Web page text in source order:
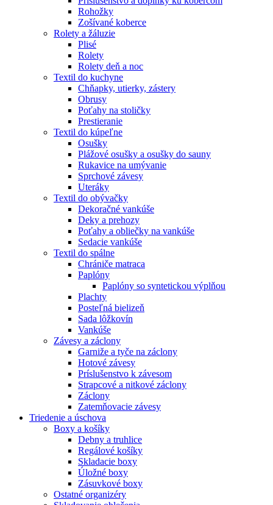
Rohožky
Zošívané koberce
Rolety a žáluzie
Plisé
Rolety
Rolety deň a noc
Textil do kuchyne
Chňapky, utierky, zástery
Obrusy
Poťahy na stoličky
Prestieranie
Textil do kúpeľne
Osušky
Plážové osušky a osušky do sauny
Rukavice na umývanie
Sprchové závesy
Uteráky
Textil do obývačky
Dekoračné vankúše
Deky a prehozy
Poťahy a obliečky na vankúše
Sedacie vankúše
Textil do spálne
Chrániče matraca
Paplóny
Paplóny so syntetickou výplňou
Plachty
Posteľná bielizeň
Sada lôžkovín
Vankúše
Závesy a záclony
Garniže a tyče na záclony
Hotové závesy
Príslušenstvo k závesom
Strapcové a nitkové záclony
Záclony
Zatemňovacie závesy
Triedenie a úschova
Boxy a košíky
Debny a truhlice
Regálové košíky
Skladacie boxy
Úložné boxy
Zásuvkové boxy
Ostatné organizéry